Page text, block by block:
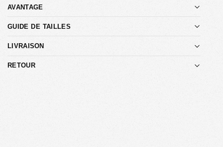
AVANTAGE
GUIDE DE TAILLES
LIVRAISON
RETOUR